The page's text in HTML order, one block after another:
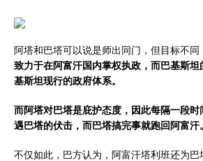
阿塔和巴塔可以说是师出同门，但目标不同
致力于在阿富汗国内掌权执政，而巴基斯
基斯坦现行的政府体系。
而阿塔对巴塔是庇护态度，因此每隔一段
遇巴塔的伏击，而巴塔搞完事就跑回阿富汗。
不仅如此，巴方认为，阿富汗塔利班还为